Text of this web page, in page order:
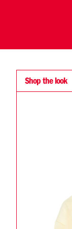
Shop the look